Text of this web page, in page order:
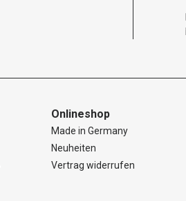
Onlineshop
Made in Germany
Neuheiten
Vertrag widerrufen